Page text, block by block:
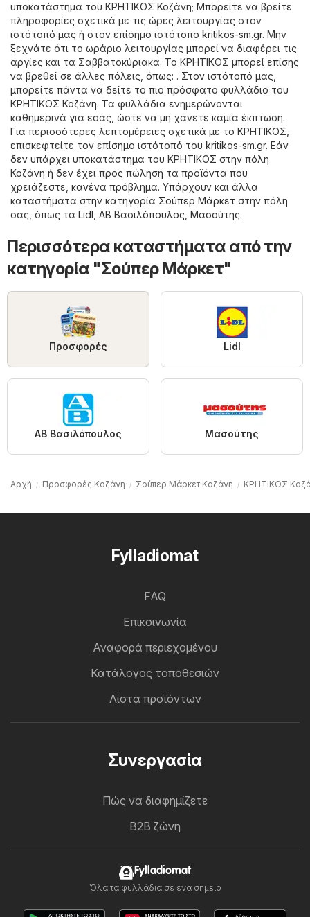
υποκατάστημα του ΚΡΗΤΙΚΟΣ Κοζάνη; Μπορείτε να βρείτε
πληροφορίες σχετικά με τις ώρες λειτουργίας στον
ιστότοπό μας ή στον επίσημο ιστότοπο kritikos-sm.gr. Μην
ξεχνάτε ότι το ωράριο λειτουργίας μπορεί να διαφέρει τις
αργίες και τα Σαββατοκύριακα. Το ΚΡΗΤΙΚΟΣ μπορεί επίσης
να βρεθεί σε άλλες πόλεις, όπως: . Στον ιστότοπό μας,
μπορείτε πάντα να δείτε το πιο πρόσφατο φυλλάδιο του
ΚΡΗΤΙΚΟΣ Κοζάνη. Τα φυλλάδια ενημερώνονται
καθημερινά για εσάς, ώστε να μη χάνετε καμία έκπτωση.
Για περισσότερες λεπτομέρειες σχετικά με το ΚΡΗΤΙΚΟΣ,
επισκεφτείτε τον επίσημο ιστότοπό του kritikos-sm.gr. Εάν
δεν υπάρχει υποκατάστημα του ΚΡΗΤΙΚΟΣ στην πόλη
Κοζάνη ή δεν έχει προς πώληση τα προϊόντα που
χρειάζεστε, κανένα πρόβλημα. Υπάρχουν και άλλα
καταστήματα στην κατηγορία Σούπερ Μάρκετ στην πόλη
σας, όπως τα Lidl ΑΒ Βασιλόπουλος Μασούτης.
Περισσότερα καταστήματα από την
κατηγορία "Σούπερ Μάρκετ"
Προσφορές Lidl
ΑΒ Βασιλόπουλος Μασούτης
Αρχή Προσφορές Κοζάνη Σούπερ Μάρκετ Κοζάνη ΚΡΗΤΙΚΟΣ
Fylladiomat
FAQ
Επικοινωνία
Αναφορά περιεχομένου
Κατάλογος τοποθεσιών
Λίστα προϊόντων
Συνεργασία
Πώς να διαφημίζετε
B2B ζώνη
Fylladiomat
Όλα τα φυλλάδια σε ένα σημείο